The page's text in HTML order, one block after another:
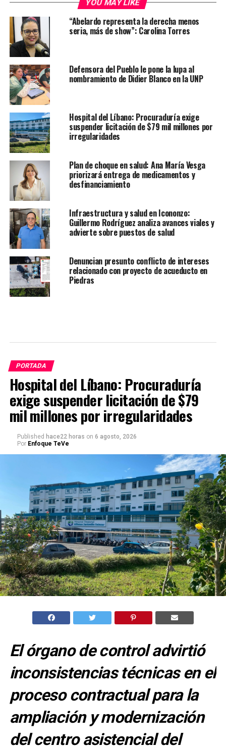
YOU MAY LIKE
“Abelardo representa la derecha menos
seria, más de show”: Carolina Torres
Defensora del Pueblo le pone la lupa al
nombramiento de Didier Blanco en la UNP
Hospital del Líbano: Procuraduría exige
suspender licitación de $79 mil millones por
irregularidades
Plan de choque en salud: Ana María Vesga
priorizará entrega de medicamentos y
desfinanciamiento
Infraestructura y salud en Icononzo:
Guillermo Rodríguez analiza avances viales y
advierte sobre puestos de salud
Denuncian presunto conflicto de intereses
relacionado con proyecto de acueducto en
Piedras
PORTADA
Hospital del Líbano: Procuraduría
exige suspender licitación de $79
mil millones por irregularidades
Published hace22 horas on 6 agosto, 2026
Por Enfoque TeVe
El órgano de control advirtió
inconsistencias técnicas en el
proceso contractual para la
ampliación y modernización
del centro asistencial del